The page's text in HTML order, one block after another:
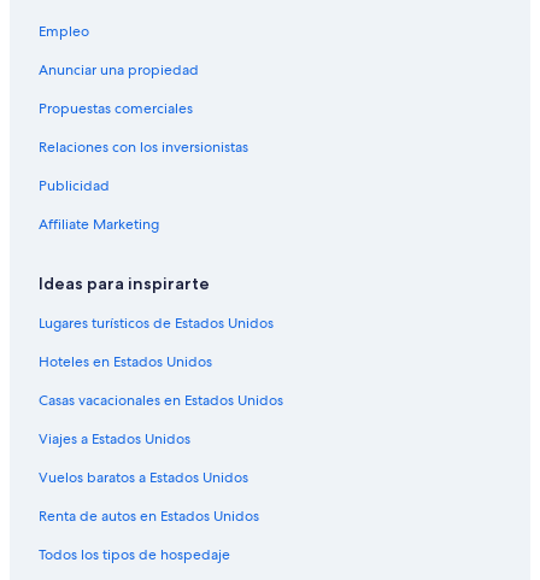
Empleo
Anunciar una propiedad
Propuestas comerciales
Relaciones con los inversionistas
Publicidad
Affiliate Marketing
Ideas para inspirarte
Lugares turísticos de Estados Unidos
Hoteles en Estados Unidos
Casas vacacionales en Estados Unidos
Viajes a Estados Unidos
Vuelos baratos a Estados Unidos
Renta de autos en Estados Unidos
Todos los tipos de hospedaje